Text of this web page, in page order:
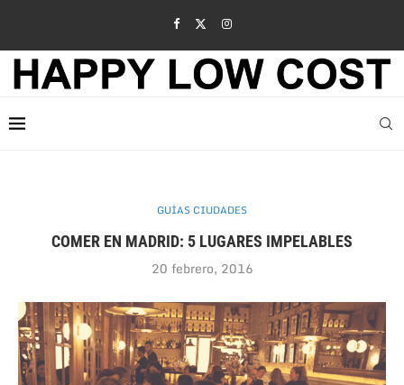
GUÍAS CIUDADES
COMER EN MADRID: 5 LUGARES IMPELABLES
20 febrero, 2016